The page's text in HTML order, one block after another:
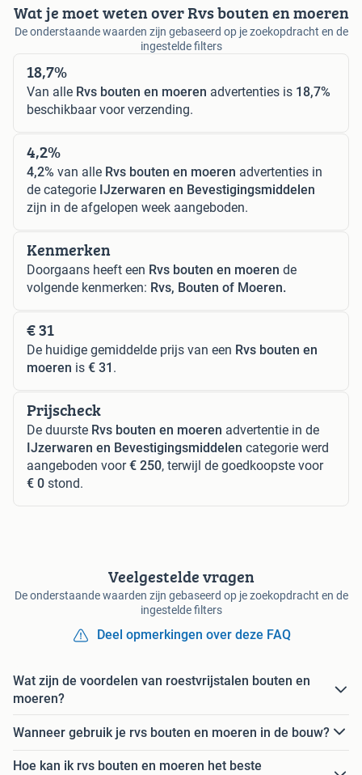
Wat je moet weten over Rvs bouten en moeren
De onderstaande waarden zijn gebaseerd op je zoekopdracht en de
ingestelde filters
18,7%
Van alle Rvs bouten en moeren advertenties is 18,7%
beschikbaar voor verzending.
4,2%
4,2% van alle Rvs bouten en moeren advertenties in
de categorie IJzerwaren en Bevestigingsmiddelen
zijn in de afgelopen week aangeboden.
Kenmerken
Doorgaans heeft een Rvs bouten en moeren de
volgende kenmerken: Rvs, Bouten of Moeren.
€ 31
De huidige gemiddelde prijs van een Rvs bouten en
moeren is € 31 .
Prijscheck
De duurste Rvs bouten en moeren advertentie in de
IJzerwaren en Bevestigingsmiddelen categorie werd
aangeboden voor€ 250, terwijl de goedkoopste voor
€ 0 stond.
Veelgestelde vragen
De onderstaande waarden zijn gebaseerd op je zoekopdracht en de
ingestelde filters
Deel opmerkingen over deze FAQ
Wat zijn de voordelen van roestvrijstalen bouten en
moeren?
Wanneer gebruik je rvs bouten en moeren in de bouw?
Hoe kan ik rvs bouten en moeren het beste